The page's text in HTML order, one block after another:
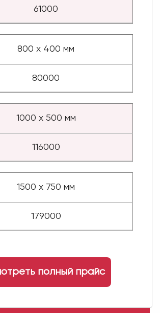
61000
800 х 400 мм
80000
1000 х 500 мм
116000
1500 х 750 мм
179000
полный прайс